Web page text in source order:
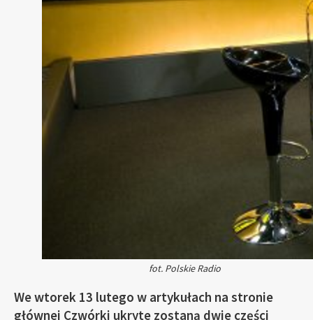
fot. Polskie Radio
We wtorek 13 lutego w artykułach na stronie
głównej Czwórki ukryte zostaną dwie części